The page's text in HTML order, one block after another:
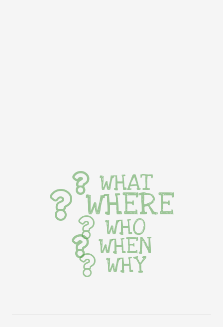
WHAT
WHERE
WHO
WHEN
WHY